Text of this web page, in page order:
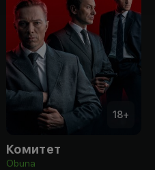
18+
Комитет
Obuna